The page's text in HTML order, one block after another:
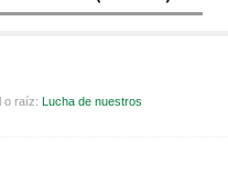
o raíz: Lucha de nuestros